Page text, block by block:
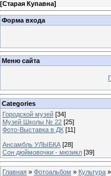
[Старая Купавна]
Форма входа
Меню сайта
Categories
Городской музей [34]
Музей Школы № 22 [25]
Фото-Выставка в ДК [11]
Ансамбль УЛЫБКА [28]
Сон дюймовочки - мюзикл [39]
Главная » Фотоальбом » Культура »